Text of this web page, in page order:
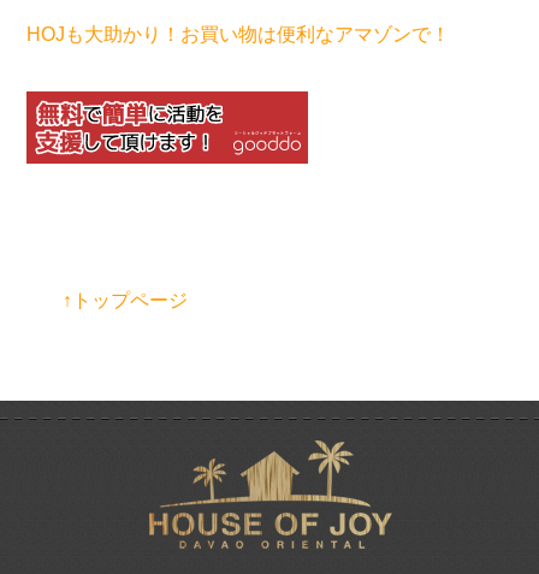
HOJも大助かり！お買い物は便利なアマゾンで！
↑トップページ